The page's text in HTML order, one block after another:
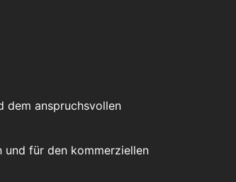
dem anspruchsvollen
und für den kommerziellen